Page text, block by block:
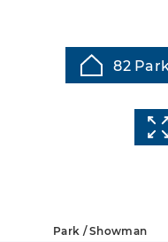
82
Park / Showman